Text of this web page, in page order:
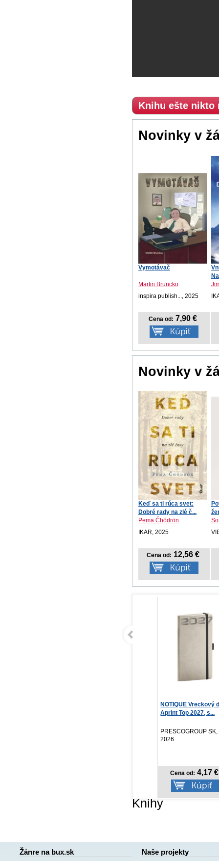
Knihu ešte nikto
Novinky v
Vymotávač
Martin Bruncko
inspira publish..., 2025
Cena od: 7,90 €
Novinky v
Keď sa ti rúca svet:
Dobré rady na zlé č...
Pema Čhödrön
IKAR, 2025
Cena od: 12,56 €
NOTIQUE Vreckový diár
Aprint Top 2027, s...
PRESCOGROUP SK,
4,17 €
Knihy
Žánre na bux.sk Naše projekty